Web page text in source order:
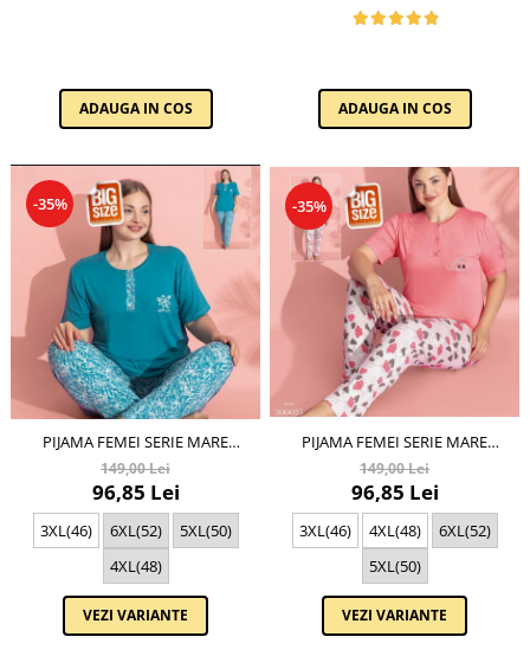
ADAUGA IN COS ADAUGA IN COS
-35%
PIJAMA FEMEI SERIE MARE
BATTAL, DIN DOUĂ PIESE,
BUMBAC , LUX PIJ32974
149,00 Lei
96,85 Lei
3XL(46) 6XL(52)
5XL(50)
4XL(48)
VEZI VARIANTE
-35%
PIJAMA FEMEI SERIE MARE
BATTAL, DIN DOUĂ PIESE,
BUMBAC , LUX PIJ300025
149,00 Lei
96,85 Lei
3XL(46) 4XL(48)
6XL(52)
5XL(50)
VEZI VARIANTE